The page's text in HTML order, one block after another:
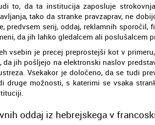
to, da ta institucija zaposluje
tako da stranke pravzaprav, ne
predvsem serij, oddaj, reklamnih
da jih lahko gledalcem ali poslušalcem
vsebin je precej preprostejši kot v
jih pošljejo na elektronski naslov
Vsekakor je določeno, da se tudi
druge možnosti, s katerimi se vsaka
oddaj iz hebrejskega v